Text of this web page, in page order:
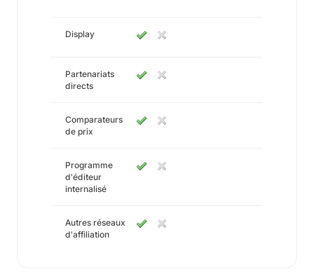
Display
Partenariats
directs
Comparateurs
de prix
Programme
d'éditeur
internalisé
Autres réseaux
d'affiliation